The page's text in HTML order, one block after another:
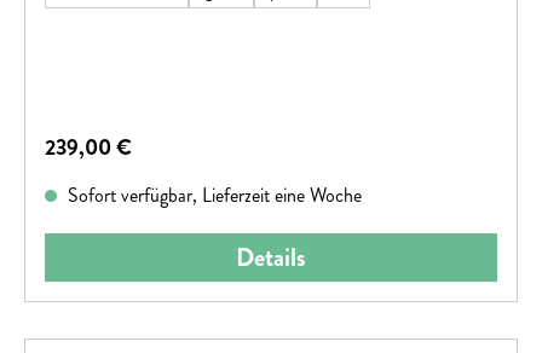
Regulärer Preis:
239,00 €
Sofort verfügbar, Lieferzeit eine Woche
Details